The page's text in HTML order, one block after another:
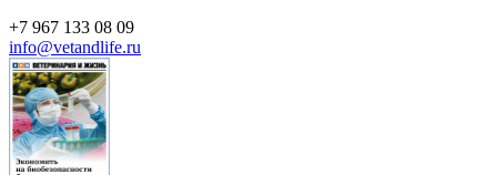
+7 967 133 08 09
info@vetandlife.ru